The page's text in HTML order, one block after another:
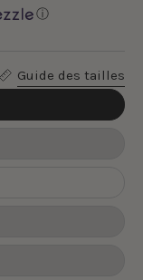
ⓘ
Guide des tailles